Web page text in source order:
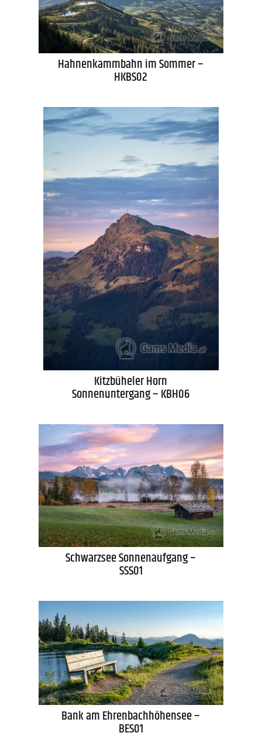
Hahnenkammbahn im Sommer –
HKBS02
Kitzbüheler Horn
Sonnenuntergang – KBH06
Schwarzsee Sonnenaufgang –
SSS01
Bank am Ehrenbachhöhensee –
BES01